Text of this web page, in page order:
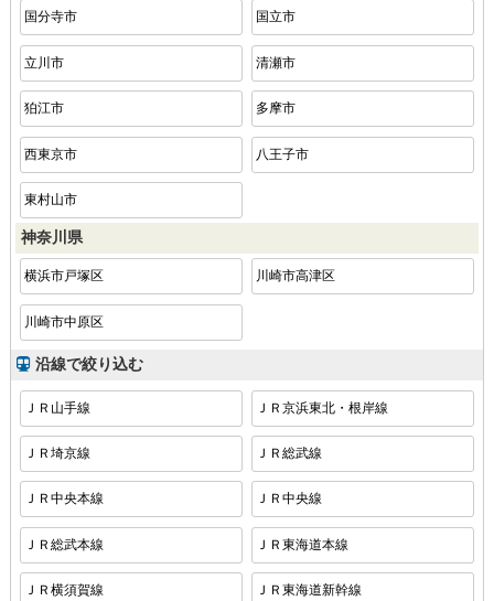
国分寺市 国立市
立川市 清瀬市
狛江市 多摩市
西東京市 八王子市
東村山市
神奈川県
横浜市戸塚区 川崎市高津区
川崎市中原区
沿線で絞り込む
ＪＲ山手線 ＪＲ京浜東北・根岸線
ＪＲ埼京線 ＪＲ総武線
ＪＲ中央本線 ＪＲ中央線
ＪＲ総武本線 ＪＲ東海道本線
ＪＲ横須賀線 ＪＲ東海道新幹線